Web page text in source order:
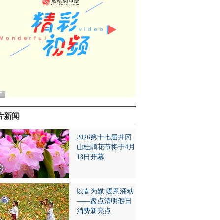
新闻
2026第十七届井冈
山杜鹃花节将于4月
18日开幕
以春为媒 暖意涌动
——盘点清明假日
消费新亮点